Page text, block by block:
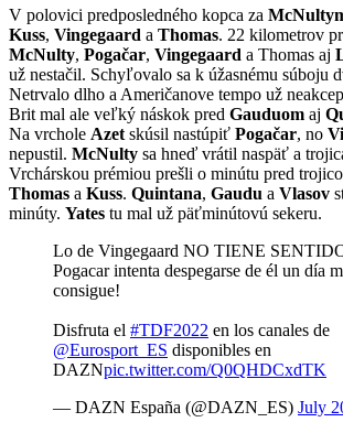
V polovici predposledného kopca za
Kuss, Vingegaard a Thomas. 22 kilometrov
McNulty, Pogačar, Vingegaard a Thomas aj
už nestačil. Schyľovalo sa k úžasnému súboju
Netrvalo dlho a Američanove tempo už
Brit mal ale veľký náskok pred Gauduom aj
Na vrchole Azet skúsil nastúpiť Pogačar, no
nepustil. McNulty sa hneď vrátil naspäť a
Vrchárskou prémiou prešli o minútu pred
Thomas a Kuss. Quintana, Gaudu a Vlasov
minúty. Yates tu mal už päťminútovú sekeru.
Lo de Vingegaard NO TIENE SENTIDO
Pogacar intenta despegarse de él un día
consigue!
Disfruta el #TDF2022 en los canales de
@Eurosport_ES disponibles en
DAZNpic.twitter.com/Q0QHDCxdTK
— DAZN España (@DAZN_ES) July